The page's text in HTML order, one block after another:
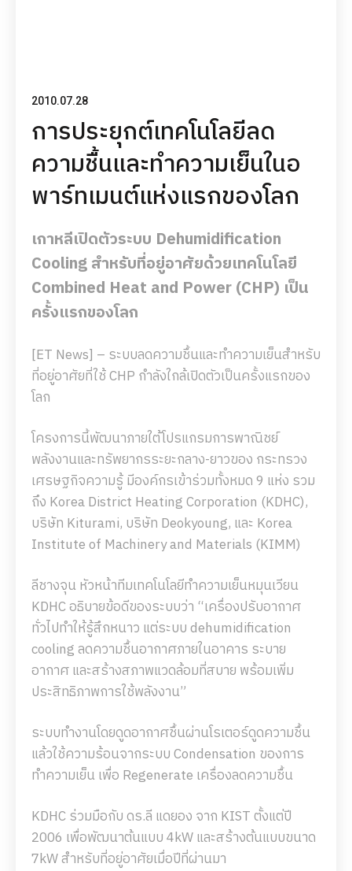
2010.07.28
การประยุกต์เทคโนโลยีลด
ความชื้นและทำความเย็นในอ
พาร์ทเมนต์แห่งแรกของโลก
เกาหลีเปิดตัวระบบ Dehumidification
Cooling สำหรับที่อยู่อาศัยด้วยเทคโนโลยี
Combined Heat and Power (CHP) เป็น
ครั้งแรกของโลก
[ET News] – ระบบลดความชื้นและทำความเย็นสำหรับ
ที่อยู่อาศัยที่ใช้ CHP กำลังใกล้เปิดตัวเป็นครั้งแรกของ
โลก
โครงการนี้พัฒนาภายใต้โปรแกรมการพาณิชย์
พลังงานและทรัพยากรระยะกลาง-ยาวของ กระทรวง
เศรษฐกิจความรู้ มีองค์กรเข้าร่วมทั้งหมด 9 แห่ง รวม
ถึง Korea District Heating Corporation (KDHC),
บริษัท Kiturami, บริษัท Deokyoung, และ Korea
Institute of Machinery and Materials (KIMM)
ลีชางจุน หัวหน้าทีมเทคโนโลยีทำความเย็นหมุนเวียน
KDHC อธิบายข้อดีของระบบว่า “เครื่องปรับอากาศ
ทั่วไปทำให้รู้สึกหนาว แต่ระบบ dehumidification
cooling ลดความชื้นอากาศภายในอาคาร ระบาย
อากาศ และสร้างสภาพแวดล้อมที่สบาย พร้อมเพิ่ม
ประสิทธิภาพการใช้พลังงาน”
ระบบทำงานโดยดูดอากาศชื้นผ่านโรเตอร์ดูดความชื้น
แล้วใช้ความร้อนจากระบบ Condensation ของการ
ทำความเย็น เพื่อ Regenerate เครื่องลดความชื้น
KDHC ร่วมมือกับ ดร.ลี แดยอง จาก KIST ตั้งแต่ปี
2006 เพื่อพัฒนาต้นแบบ 4kW และสร้างต้นแบบขนาด
7kW สำหรับที่อยู่อาศัยเมื่อปีที่ผ่านมา